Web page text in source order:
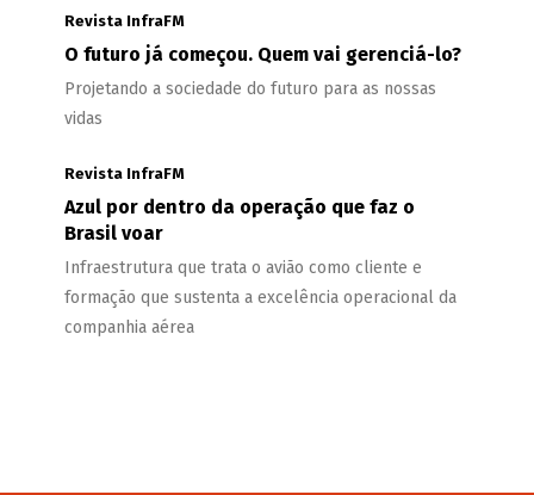
Revista InfraFM
O futuro já começou. Quem vai gerenciá-lo?
Projetando a sociedade do futuro para as nossas
vidas
Revista InfraFM
Azul por dentro da operação que faz o
Brasil voar
Infraestrutura que trata o avião como cliente e
formação que sustenta a excelência operacional da
companhia aérea